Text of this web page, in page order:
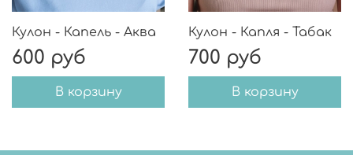
Кулон - Капель - Аква
600 руб
В корзину
Кулон - Капля - Табак
700 руб
В корзину